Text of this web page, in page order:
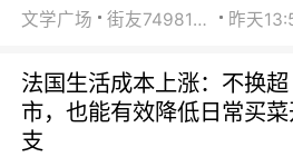
文学广场 街友74981146 昨天
法国生活成本上涨：不换超
市，也能有效降低日常买
支